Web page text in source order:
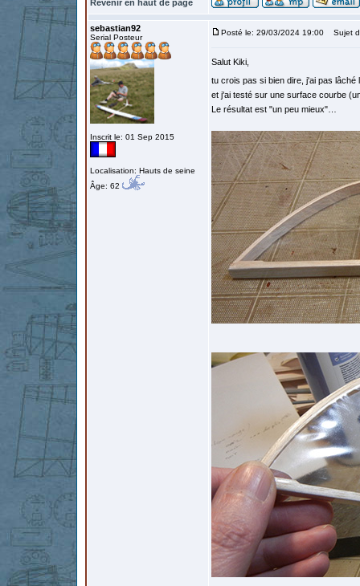
Revenir en haut de page
sebastian92
Serial Posteur
Inscrit le: 01 Sep 2015
Localisation: Hauts de seine
Âge: 62
Posté le: 29/03/2024 19:00 Sujet
Salut Kiki,
tu crois pas si bien dire, j'ai pas lâché
et j'ai testé sur une surface courbe
Le résultat est "un peu mieux"…